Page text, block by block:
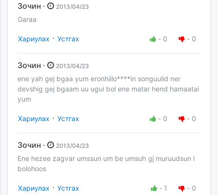
Зочин · 2013/04/23
Garaa
Хариулах · Устгах - 0 - 0
Зочин · 2013/04/23
ene yah gej bgaa yum eronhiilo****in songuulid ner
devshig gej bgaam uu ugui bol ene matar hend hamaatai
yum
Хариулах · Устгах - 0 - 0
Зочин · 2013/04/23
Ene hezee zagvar umssun um be umsuh gj muruudsun l
bolohoos
Хариулах · Устгах - 1 - 0